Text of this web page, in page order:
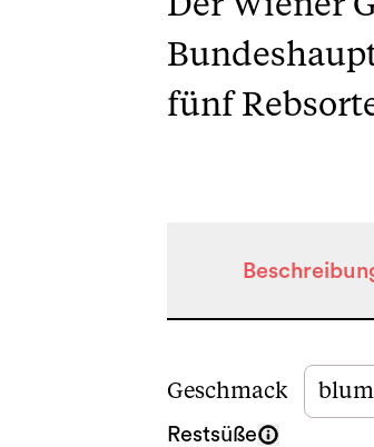
fünf
Beschreibung
Geschmack
Restsüße